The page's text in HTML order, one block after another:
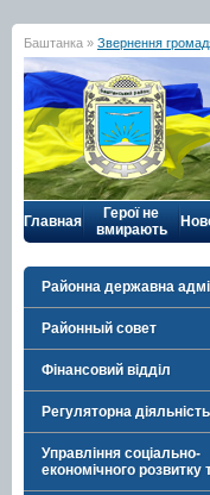
Баштанка » Звернення
Главная
Герої не
вмирають
Районна державна
Районный совет
Фінансовий відділ
Регуляторна діяльність
Управління соціально-
економічного розвитку